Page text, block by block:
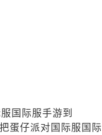
国际服手游到
蛋仔派对国际服国际